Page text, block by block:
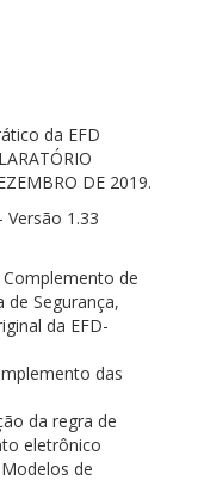
da EFD
DE 2019.
Versão 1.33
de
de Segurança,
da EFD-
das
da regra de
eletrônico
de